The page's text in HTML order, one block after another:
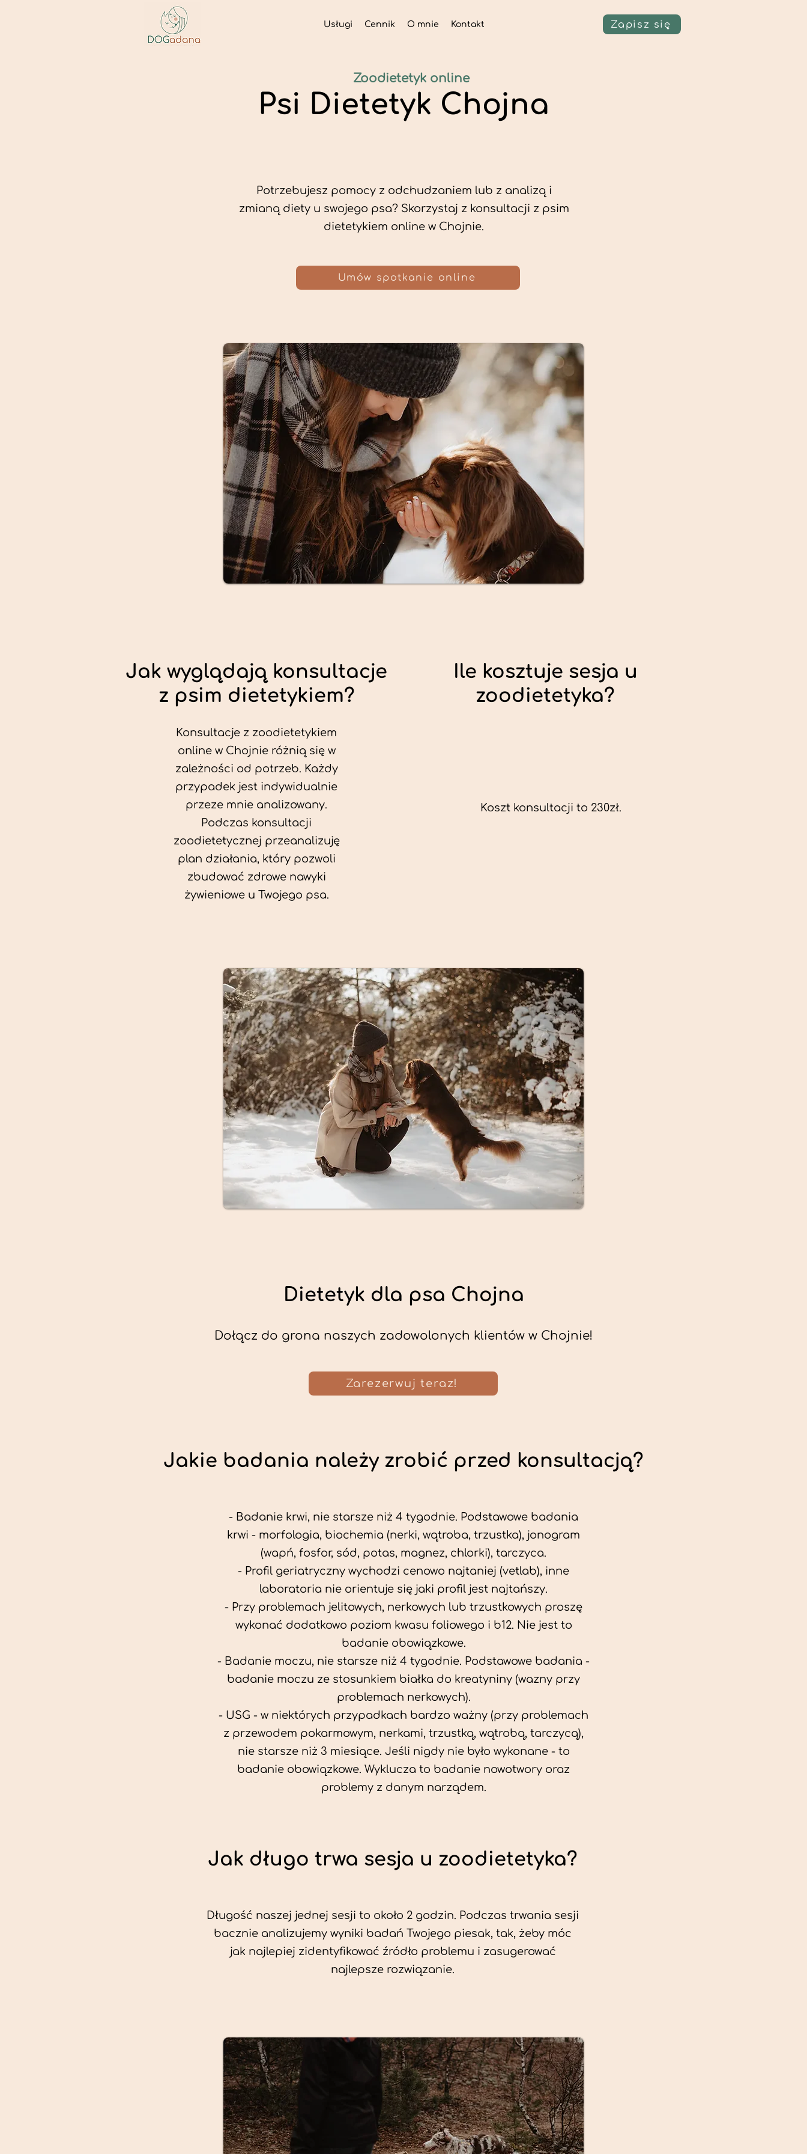
Usługi Cennik O mnie Kontakt Zapisz się
Psi Dietetyk Chojna
Potrzebujesz pomocy z odchudzaniem lub z analizą i
zmianą diety u swojego psa? Skorzystaj z konsultacji z psim
dietetykiem online w Chojnie.
Zoodietetyk online
Umów spotkanie online
Jak wyglądają konsultacje
z psim dietetykiem?
Konsultacje z zoodietetykiem
online w Chojnie różnią się w
zależności od potrzeb. Każdy
przypadek jest indywidualnie
przeze mnie analizowany.
Podczas konsultacji
zoodietetycznej przeanalizuję
plan działania, który pozwoli
zbudować zdrowe nawyki
żywieniowe u Twojego psa.
Ile kosztuje sesja u
zoodietetyka?
Koszt konsultacji to 230zł.
Dietetyk dla psa Chojna
Dołącz do grona naszych zadowolonych klientów w Chojnie!
Zarezerwuj teraz!
Jakie badania należy zrobić przed konsultacją?
- Badanie krwi, nie starsze niż 4 tygodnie. Podstawowe badania
krwi - morfologia, biochemia (nerki, wątroba, trzustka), jonogram
(wapń, fosfor, sód, potas, magnez, chlorki), tarczyca.
- Profil geriatryczny wychodzi cenowo najtaniej (vetlab), inne
laboratoria nie orientuje się jaki profil jest najtańszy.
- Przy problemach jelitowych, nerkowych lub trzustkowych proszę
wykonać dodatkowo poziom kwasu foliowego i b12. Nie jest to
badanie obowiązkowe.
- Badanie moczu, nie starsze niż 4 tygodnie. Podstawowe badania -
badanie moczu ze stosunkiem białka do kreatyniny (wazny przy
problemach nerkowych).
- USG - w niektórych przypadkach bardzo ważny (przy problemach
z przewodem pokarmowym, nerkami, trzustką, wątrobą, tarczycą),
nie starsze niż 3 miesiące. Jeśli nigdy nie było wykonane - to
badanie obowiązkowe. Wyklucza to badanie nowotwory oraz
problemy z danym narządem.
Jak długo trwa sesja u zoodietetyka?
Długość naszej jednej sesji to około 2 godzin. Podczas trwania sesji
bacznie analizujemy wyniki badań Twojego piesak, tak, żeby móc
jak najlepiej zidentyfikować źródło problemu i zasugerować
najlepsze rozwiązanie.